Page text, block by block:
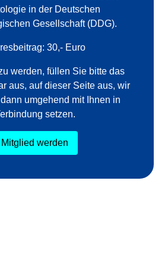
in der Deutschen
Gesellschaft (DDG).
30,- Euro
werden, füllen Sie bitte das
aus, auf dieser Seite aus, wir
umgehend mit Ihnen in
setzen.
Mitglied werden